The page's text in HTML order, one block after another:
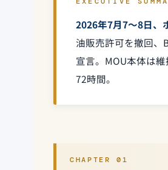
2026年7月7〜8日、
油販売許可を撤回、
宣言。MOU本体は
72時間。
CHAPTER 01